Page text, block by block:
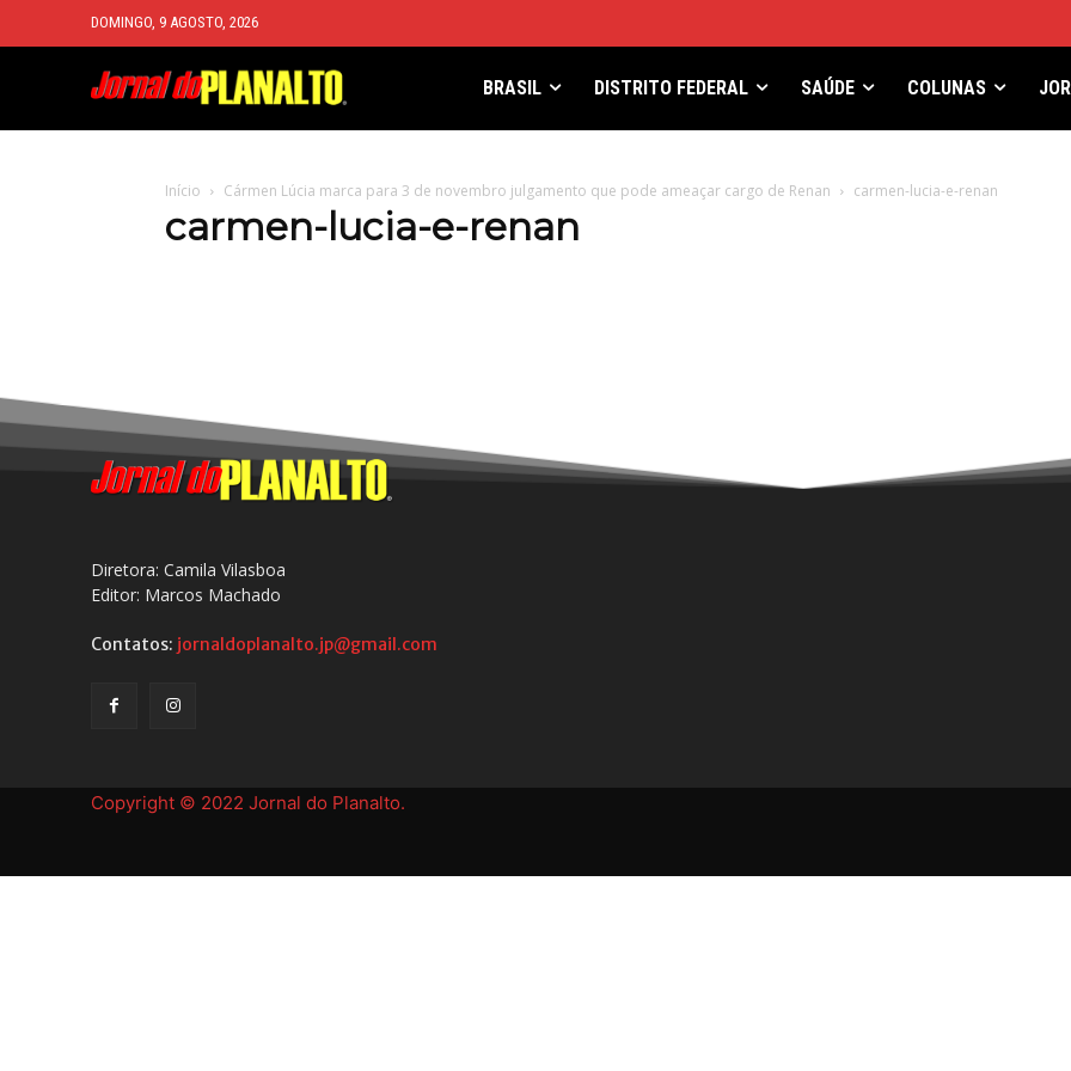
DOMINGO, 9 AGOSTO, 2026
BRASIL DISTRITO FEDERAL SAÚDE COLUNAS
Início Cármen Lúcia marca para 3 de novembro julgamento que pode ameaçar cargo de Renan carmen-lucia-e-renan
carmen-lucia-e-renan
Diretora: Camila Vilasboa
Editor: Marcos Machado
Contatos: jornaldoplanalto.jp@gmail.com
Copyright © 2022 Jornal do Planalto.